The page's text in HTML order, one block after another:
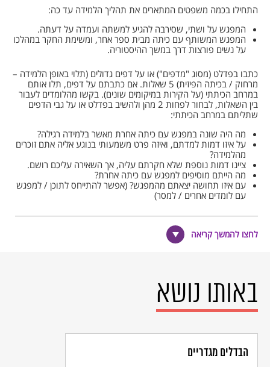
התחילו בכמה משפטים המתארים את תהליך הלמידה עד כה:
המפגש על ושתי, שסירבה להגיע למשתה ועמדה על דעתה.
המפגש המשותף עם כיתה מבית ספר אחר, ומשימת החקר במהלכו
על נשים פורצות דרך במשך ההיסטוריה.
כתבו בפדלט (מסוג "מדפים") או על דפים גדולים (תלוי באופן הלמידה –
מרחוק / בכיתה הפיזית) 5 שאלות. אם כתבתם על דפים, תלו אותם
במרחב הכיתתי (על הקירות במיקומים שונים). בקשו מהלומדים לעבור
בין השאלות, לבחור לפחות 2 מהן ולהשיב בפדלט או על גבי הדפים
שתליתם במרחב הכיתתי:
מה היה שונה במפגש עם כיתה אחרת מאשר בלמידה רגילה?
על איזו דמות למדתם, ואיזה פרט משמעותי בנוגע אליה אתם זוכרים
מהלמידה?
ציינו דמות נוספת שלא חקרתם עליה, אך השאירה עליכם רושם.
מה הייתם מוסיפים למפגש עם כיתה אחרת?
עם איזו תחושה יצאתם מהמפגש? (אפשר להתייחס לתוכן / למפגש
עם לומדים אחרים / למסר)
לאחר שהלומדים התייחסו לשאלות בפדלט או במרחב הכיתתי, בקשו
הכנת תוצר משותף – פורצת הדרך שלי!
לחצו להמשך קריאה
באותו נושא
הבדלים מגדריים